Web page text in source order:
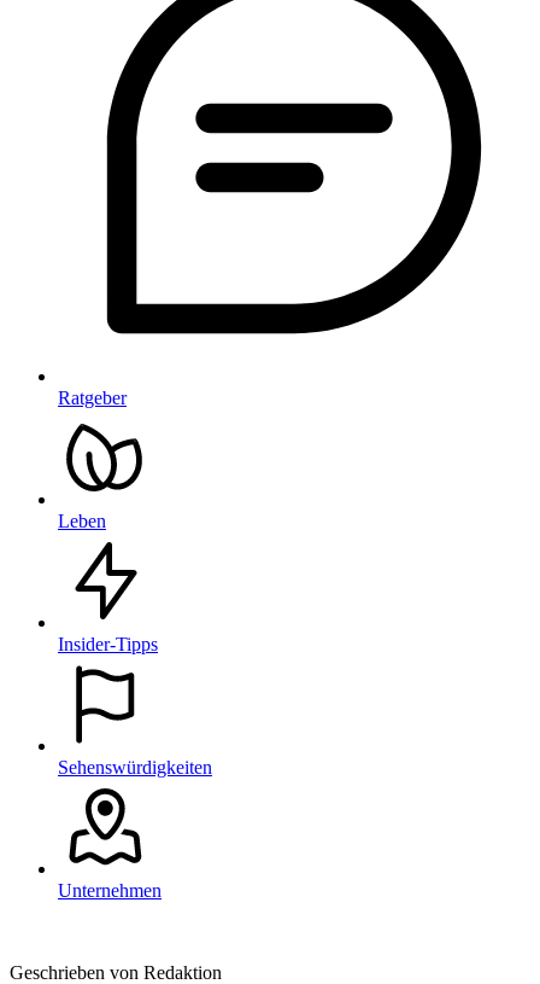
Ratgeber
Leben
Insider-Tipps
Sehenswürdigkeiten
Unternehmen
Geschrieben von Redaktion